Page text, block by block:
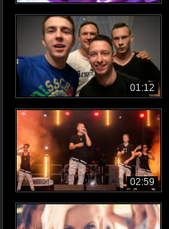
01:12
02:59